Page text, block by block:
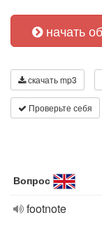
начать
скачать mp3
Проверьте себя
Вопрос
footnote